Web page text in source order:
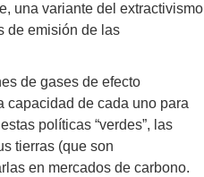
una variante del extractivismo
de emisión de las
de gases de efecto
capacidad de cada uno para
políticas “verdes”, las
tierras (que son
en mercados de carbono.